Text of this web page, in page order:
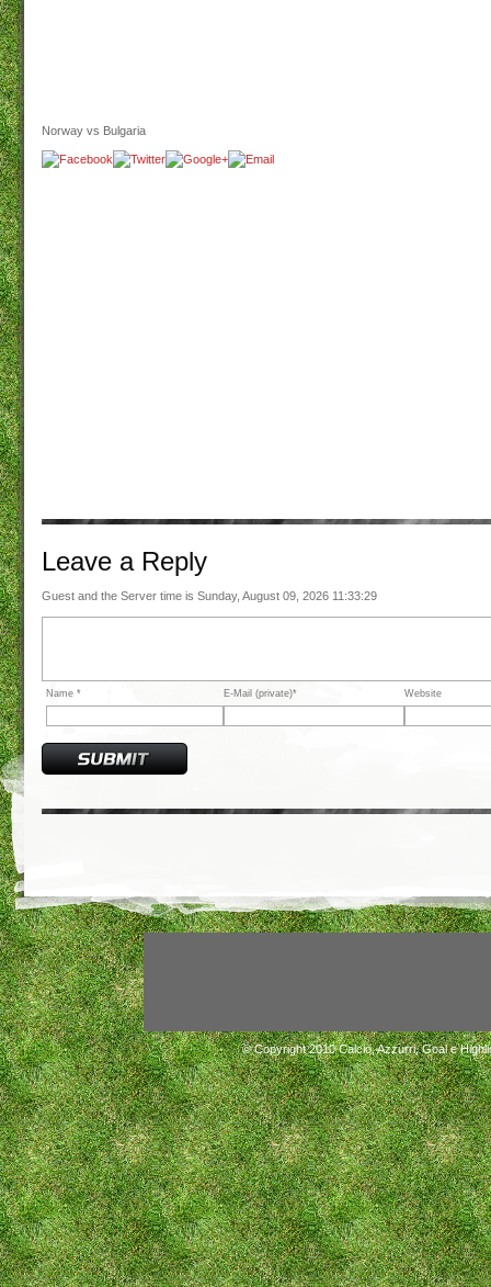
Norway vs Bulgaria
Leave a Reply
Guest and the Server time is Sunday, August 09, 2026 11:33:29
Name * E-Mail (private)* Website
© Copyright 2010Calcio, Azzurri, Goal e